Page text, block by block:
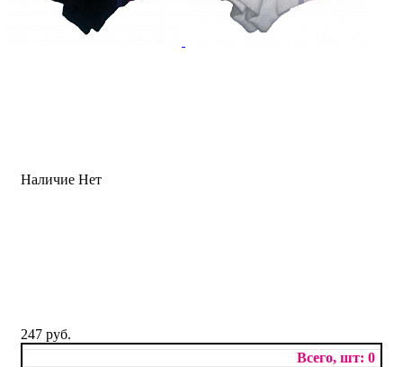
Наличие Нет
247 руб.
0